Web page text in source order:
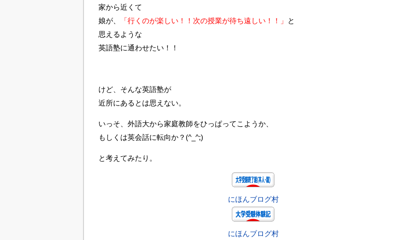
家から近くて
娘が、
「行くのが楽しい！！次の授業が待ち遠しい！！」
と
思えるような
英語塾に通わせたい！！
けど、そんな英語塾が
近所にあるとは思えない。
いっそ、外語大から家庭教師をひっぱってこようか、
もしくは英会話に転向か？(^_^;)
と考えてみたり。
にほんブログ村
にほんブログ村